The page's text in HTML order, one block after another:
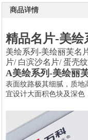
商品详情
精品名片-美绘
美绘系列-美绘丽芙名
片/ 白滨沙名片/ 蛋壳
A美绘系列-美绘丽
表面纹路极其细腻，质地
宜设计大面积色块及深色